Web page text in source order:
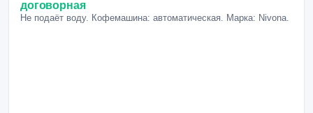
договорная
Не подаёт воду. Кофемашина: автоматическая. Марка: Nivona.